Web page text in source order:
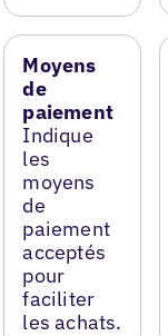
Moyens
de
paiement
Indique
les
moyens
de
paiement
acceptés
pour
faciliter
les achats.